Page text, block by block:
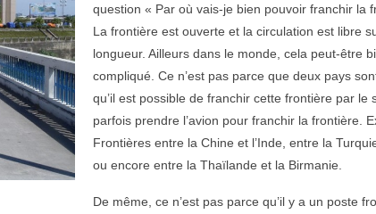
question « Par où vais-je bien pouvoir franchir la
La frontière est ouverte et la circulation est libre
longueur. Ailleurs dans le monde, cela peut-être
compliqué. Ce n’est pas parce que deux pays
qu’il est possible de franchir cette frontière par le
parfois prendre l’avion pour franchir la frontière.
Frontières entre la Chine et l’Inde, entre la
ou encore entre la Thaïlande et la Birmanie.
De même, ce n’est pas parce qu’il y a un poste